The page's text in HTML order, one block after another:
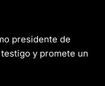
presidente de
y promete un